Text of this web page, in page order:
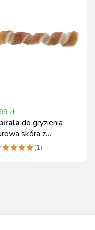
zł
do gryzienia
skóra z
20 cm 55 g
(1)